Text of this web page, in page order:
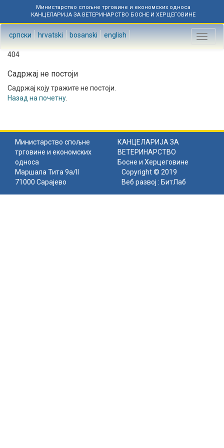
Министарство спољне трговине и економских односа
КАНЦЕЛАРИЈА ЗА ВЕТЕРИНАРСТВО БОСНЕ И ХЕРЦЕГОВИНЕ
српски hrvatski bosanski english
Toggle
404
Садржај не постоји
Садржај коју тражите не постоји.
Назад на почетну
Министарство спољне
трговине и економских
односа
КАНЦЕЛАРИЈА ЗА
ВЕТЕРИНАРСТВО
Босне и Херцеговине
Маршала Тита 9а/II
71000 Сарајево
Copyright © 2019
Веб развој : БитЛаб